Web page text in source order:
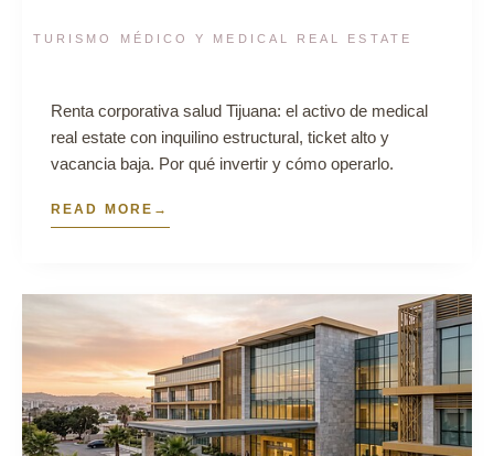
TURISMO MÉDICO Y MEDICAL REAL ESTATE
Renta corporativa salud Tijuana: el activo de medical
real estate con inquilino estructural, ticket alto y
vacancia baja. Por qué invertir y cómo operarlo.
READ MORE